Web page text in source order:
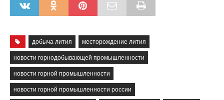
добыча лития месторождение лития
новости горнодобывающей промышленности
новости горной промышленности
новости горной промышленности россии